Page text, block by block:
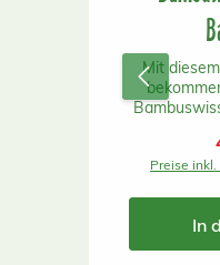
Mit
Inhaltsverzeichnis
Das
ohne
Preise
In